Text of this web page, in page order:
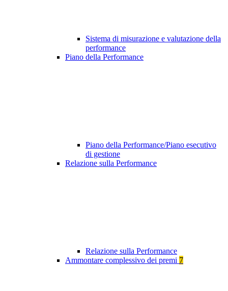
Sistema di misurazione e valutazione della
performance
Piano della Performance
Piano della Performance/Piano esecutivo
di gestione
Relazione sulla Performance
Relazione sulla Performance
Ammontare complessivo dei premi 7